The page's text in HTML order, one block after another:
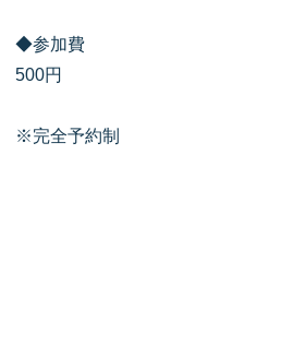
◆参加費
500円
※完全予約制